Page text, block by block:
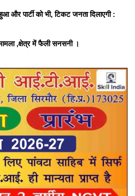
और पार्टी को भी, टिकट जनता दिलाएगी :
,क्षेत्र में फैली सनसनी ।